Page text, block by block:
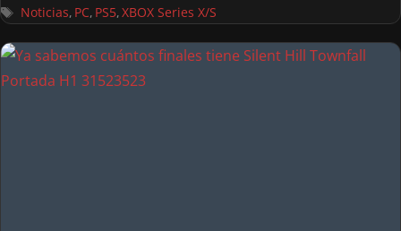
Noticias, PC, PS5,XBOX Series X/S